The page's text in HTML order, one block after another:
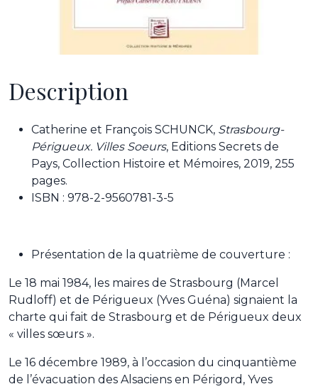
Description
Catherine et François SCHUNCK, Strasbourg-
Périgueux. Villes Soeurs, Editions Secrets de
Pays, Collection Histoire et Mémoires, 2019, 255
pages.
ISBN : 978-2-9560781-3-5
Présentation de la quatrième de couverture :
Le 18 mai 1984, les maires de Strasbourg (Marcel
Rudloff) et de Périgueux (Yves Guéna) signaient la
charte qui fait de Strasbourg et de Périgueux deux
« villes sœurs ».
Le 16 décembre 1989, à l’occasion du cinquantième
de l’évacuation des Alsaciens en Périgord, Yves